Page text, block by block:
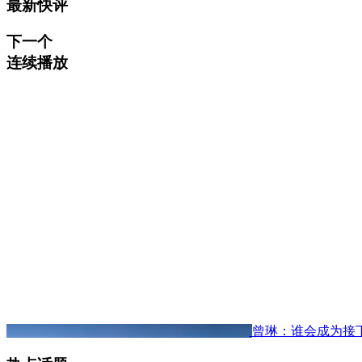
最新快评
下一个
连续播放
曾琳：谁会成为接